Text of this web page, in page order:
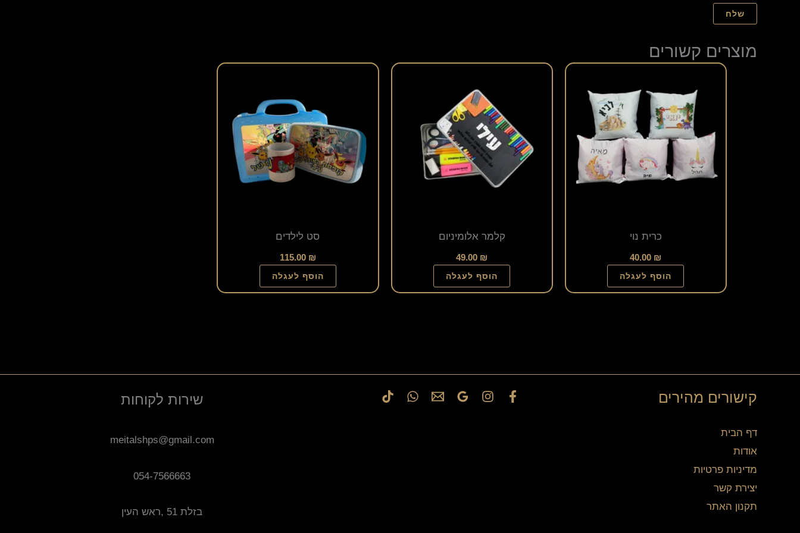
מוצרים קשורים
כרית נוי
40.00 ₪
הוסף לעגלה
יש
מספר
סוגים.
ניתן
לבחור
קלמר אלומיניום
49.00 ₪
הוסף לעגלה
מספר
סוגים.
ניתן
לבחור
סט לילדים
115.00 ₪
הוסף לעגלה
יש
מספר
סוגים.
ניתן
לבחור
קישורים מהירים
דף הבית
אודות
מדיניות פרטיות
יצירת קשר
תקנון האתר
שירות לקוחות
meitalshps@gmail.com
054-7566663
בזלת 51 ,ראש העין